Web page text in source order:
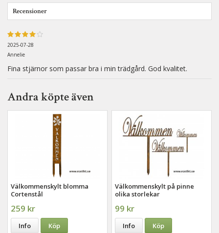
Recensioner
2025-07-28
Annelie
Fina stjärnor som passar bra i min trädgård. God kvalitet.
Andra köpte även
Välkommenskylt blomma
Cortenstål
259 kr
Info Köp
Välkommenskylt på pinne
olika storlekar
99 kr
Info Köp